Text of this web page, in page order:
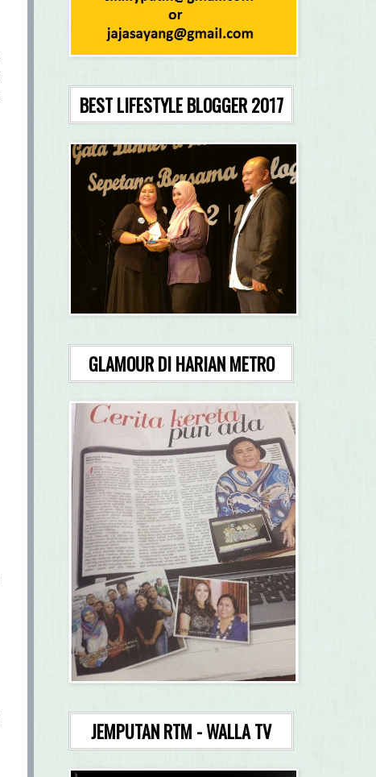
BEST LIFESTYLE BLOGGER 2017
GLAMOUR DI HARIAN METRO
JEMPUTAN RTM - WALLA TV